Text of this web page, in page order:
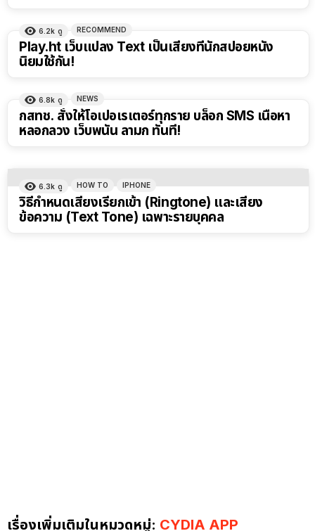
6.2k ดู RECOMMEND
Play.ht เว็บแปลง Text เป็นเสียงที่นักสปอยหนัง
นิยมใช้กัน!
6.8k ดู NEWS
กสทช. สั่งให้โอเปอเรเตอร์ทุกราย บล็อก SMS เนื้อหา
หลอกลวง เว็บพนัน ลามก ทันที!
6.3k ดู HOW TO IPHONE
วิธีกำหนดเสียงเรียกเข้า (Ringtone) และเสียง
ข้อความ (Text Tone) เฉพาะรายบุคคล
เรื่องเพิ่มเติมในหมวดหมู่: CYDIA APP